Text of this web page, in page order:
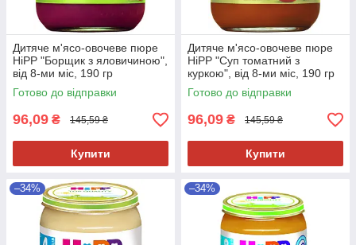
Дитяче м'ясо-овочеве пюре
HiPP "Борщик з яловичиною",
від 8-ми міс, 190 гр
Готово до відправки
96,09 ₴ 145,59 ₴
Купити
Дитяче м'ясо-овочеве пюре
HiPP "Суп томатний з
куркою", від 8-ми міс, 190 гр
Готово до відправки
96,09 ₴ 145,59 ₴
Купити
–34% –34%